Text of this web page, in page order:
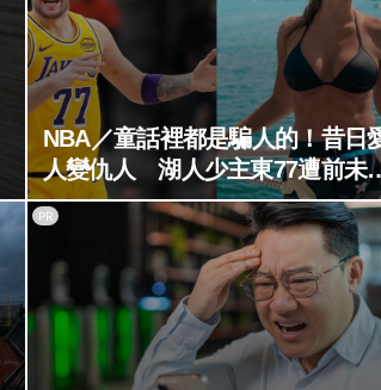
NBA／童話裡都是騙人的！昔日
人變仇人 湖人少主東77遭前未
妻討16億和解金
PR